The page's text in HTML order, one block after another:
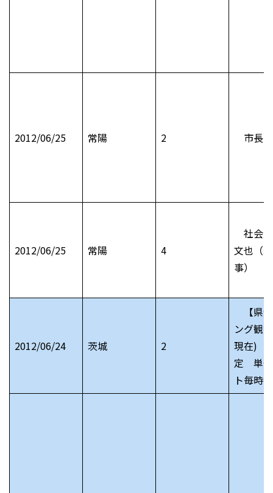
2012/06/25 常陽 2 市長
2012/06/25 常陽 4
社会
文也（
事）
2012/06/24 茨城 2
【県
ング観
現在) ※
定 単位
ト毎時